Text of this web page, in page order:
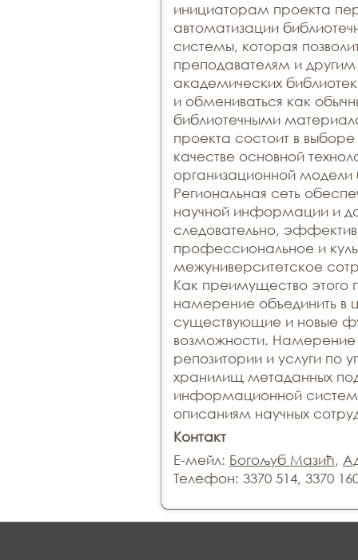
инициаторам проекта
автоматизации
системы, которая
преподавателям и другим
академических
и обмениваться как
библиотечными
проекта состоит в
качестве основной
организационной
Региональная сеть
научной информации и
следовательно,
профессиональное и
межуниверситетское
Как преимущество этого
намерение объединить в
существующие и новые
возможности. Намерение
репозитории и услуги по
хранилищ метаданных
информационной
описаниям научных
Контакт
Е-мейл: Богољуб Мазић,
Телефон: 3370 514, 3370